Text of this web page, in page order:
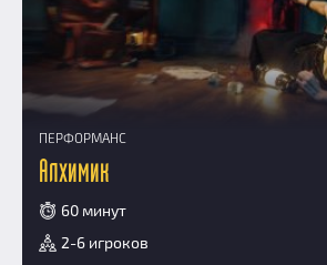
ПЕРФОРМАНС
Алхимик
60 минут
2-6 игроков